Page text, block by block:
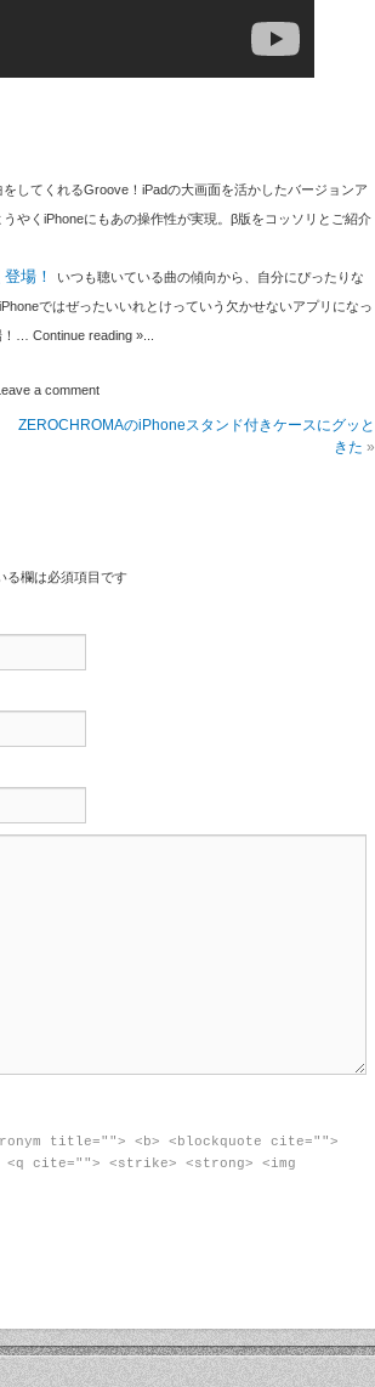
してくれるGroove！iPadの大画面を活かしたバージョンア
やくiPhoneにもあの操作性が実現。β版をコッソリとご紹介
場！
いつも聴いている曲の傾向から、自分にぴったりな
ではぜったいいれとけっていう欠かせないアプリになっ
… Continue reading »...
a comment
ZEROCHROMAのiPhoneスタンド付きケースにグッと
きた »
る欄は必須項目です
title=""> <b> <blockquote cite="">
<q cite=""> <strike> <strong> <img